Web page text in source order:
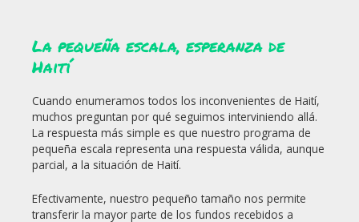
La pequeña escala, esperanza de
Haití
Cuando enumeramos todos los inconvenientes de Haití,
muchos preguntan por qué seguimos interviniendo allá.
La respuesta más simple es que nuestro programa de
pequeña escala representa una respuesta válida, aunque
parcial, a la situación de Haití.
Efectivamente, nuestro pequeño tamaño nos permite
transferir la mayor parte de los fundos recebidos a